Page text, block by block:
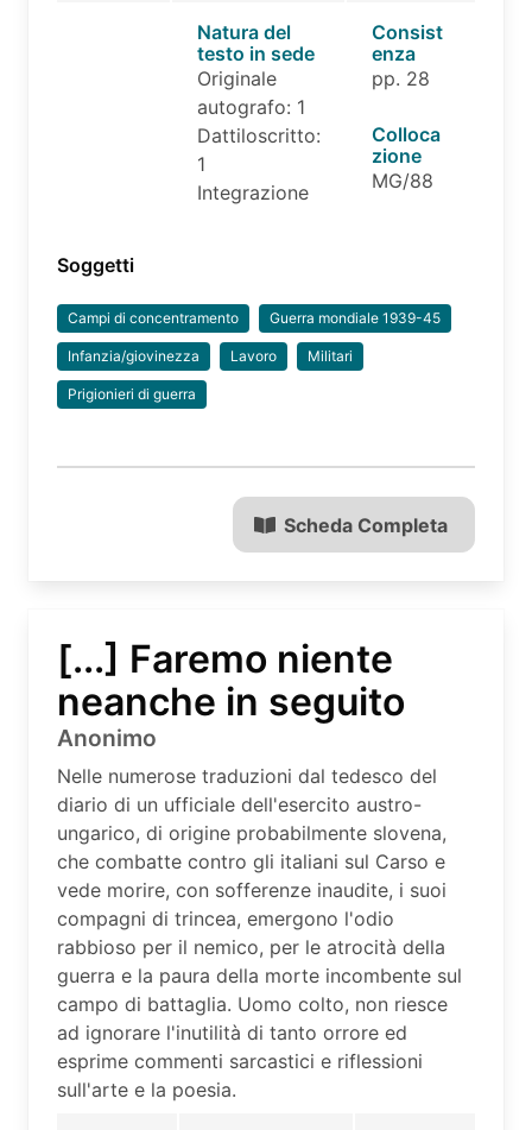
Natura del
testo in sede
Originale
autografo: 1
Dattiloscritto:
1
Integrazione
Consist
enza
pp. 28
Colloca
zione
MG/88
Soggetti
Campi di concentramento Guerra mondiale 1939-45
Infanzia/giovinezza Lavoro Militari
Prigionieri di guerra
Scheda Completa
[...] Faremo niente
neanche in seguito
Anonimo
Nelle numerose traduzioni dal tedesco del
diario di un ufficiale dell'esercito austro-
ungarico, di origine probabilmente slovena,
che combatte contro gli italiani sul Carso e
vede morire, con sofferenze inaudite, i suoi
compagni di trincea, emergono l'odio
rabbioso per il nemico, per le atrocità della
guerra e la paura della morte incombente sul
campo di battaglia. Uomo colto, non riesce
ad ignorare l'inutilità di tanto orrore ed
esprime commenti sarcastici e riflessioni
sull'arte e la poesia.